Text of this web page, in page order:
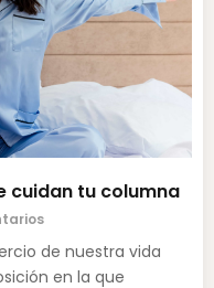
cuidan tu columna
de nuestra vida
en la que